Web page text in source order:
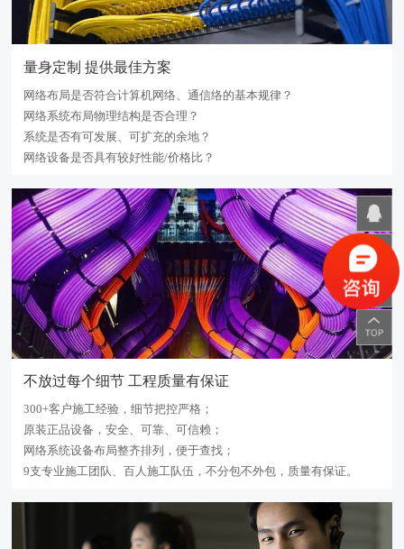
量身定制 提供最佳方案
网络布局是否符合计算机网络、通信络的基本规律？
网络系统布局物理结构是否合理？
系统是否有可发展、可扩充的余地？
网络设备是否具有较好性能/价格比？
不放过每个细节 工程质量有保证
300+客户施工经验，细节把控严格；
原装正品设备，安全、可靠、可信赖；
网络系统设备布局整齐排列，便于查找；
9支专业施工团队、百人施工队伍，不分包不外包，质量有保证。